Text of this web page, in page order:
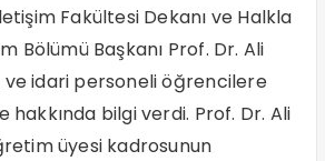
Fakültesi Dekanı ve Halkla
Bölümü Başkanı Prof. Dr. Ali
ve idari personeli öğrencilere
hakkında bilgi verdi. Prof. Dr. Ali
üyesi kadrosunun